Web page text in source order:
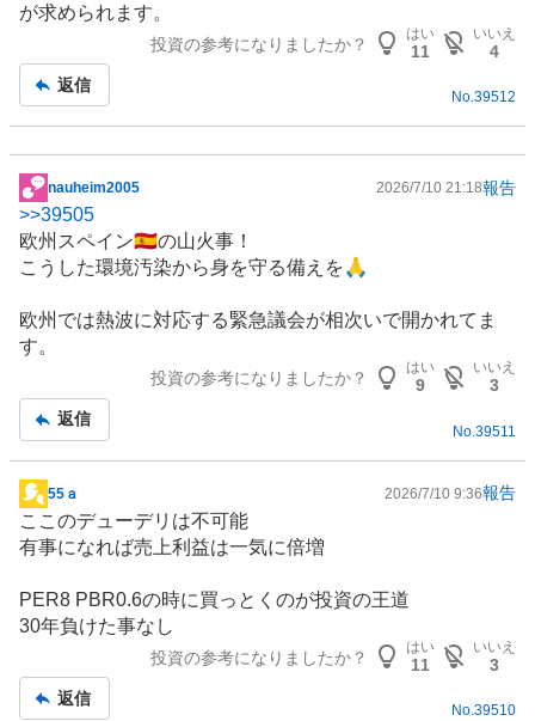
が求められます。
投資の参考になりましたか？
はい
11
いいえ
4
返信
No.39512
掲
示
板
記
nauheim2005 2026/7/10 21:18報告
>>39505
欧州スペイン🇪🇸の山火事！
こうした環境汚染から身を守る備えを🙏
欧州 では熱波に対応する緊急議会が相次いで開かれてま
す。
投資の参考になりましたか？
はい
9
いいえ
3
返信
No. 39511
掲
示
板
事
55ａ 2026/7/10 9:36報告
ここのデューデリは不可能
有事になれば売上利益は一気に倍増
PER8 PBR0.6の時に買っとくのが投資の王道
30年負けた事なし
投資の参考になりましたか？
はい
11
いいえ
3
返信
No.39510